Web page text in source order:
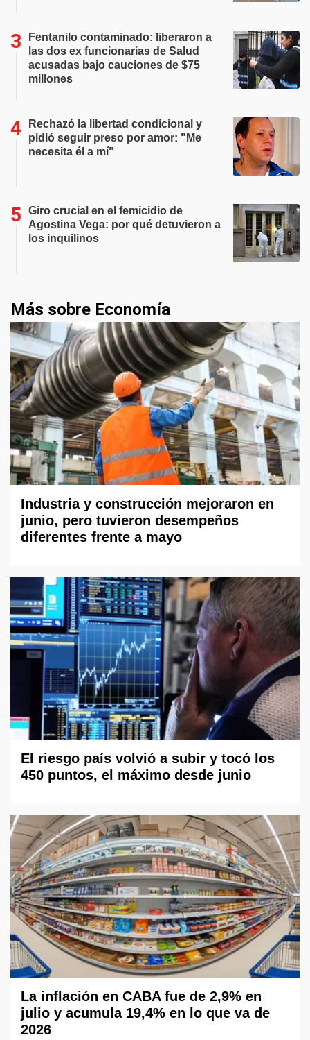
Fentanilo contaminado: liberaron a
las dos ex funcionarias de Salud
acusadas bajo cauciones de $75
millones
Rechazó la libertad condicional y
pidió seguir preso por amor: "Me
necesita él a mí"
Giro crucial en el femicidio de
Agostina Vega: por qué detuvieron a
los inquilinos
Más sobre Economía
Industria y construcción mejoraron en
junio, pero tuvieron desempeños
diferentes frente a mayo
El riesgo país volvió a subir y tocó los
450 puntos, el máximo desde junio
La inflación en CABA fue de 2,9% en
julio y acumula 19,4% en lo que va de
2026